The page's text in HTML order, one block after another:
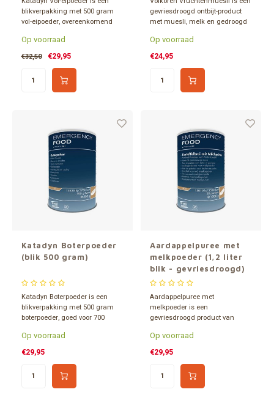
blikverpakking met 500 gram
vol-eipoeder, overeenkomend
extreem lange houdbaarheid
van ca. 15 jaar.
Op voorraad
€32,50 €29,95
gevriesdroogd ontbijt-product
met muesli, melk en gedroogd
Verpakt in een 1,2 liter blik en
ca. 15 jaar houdbaar.
Op voorraad
€24,95
Katadyn Boterpoeder
(blik 500 gram)
Katadyn Boterpoeder is een
blikverpakking met 500 gram
boterpoeder, goed voor 700
lange houdbaarheid van wel 15
jaar.
Op voorraad
€29,95
Aardappelpuree met
melkpoeder (1,2 liter
blik - gevriesdroogd)
Aardappelpuree met
melkpoeder is een
gevriesdroogd product van
blik. Minimaal 15 jaar
houdbaar. Inhoud goed voor 30
porties à 200 gram.
Op voorraad
€29,95